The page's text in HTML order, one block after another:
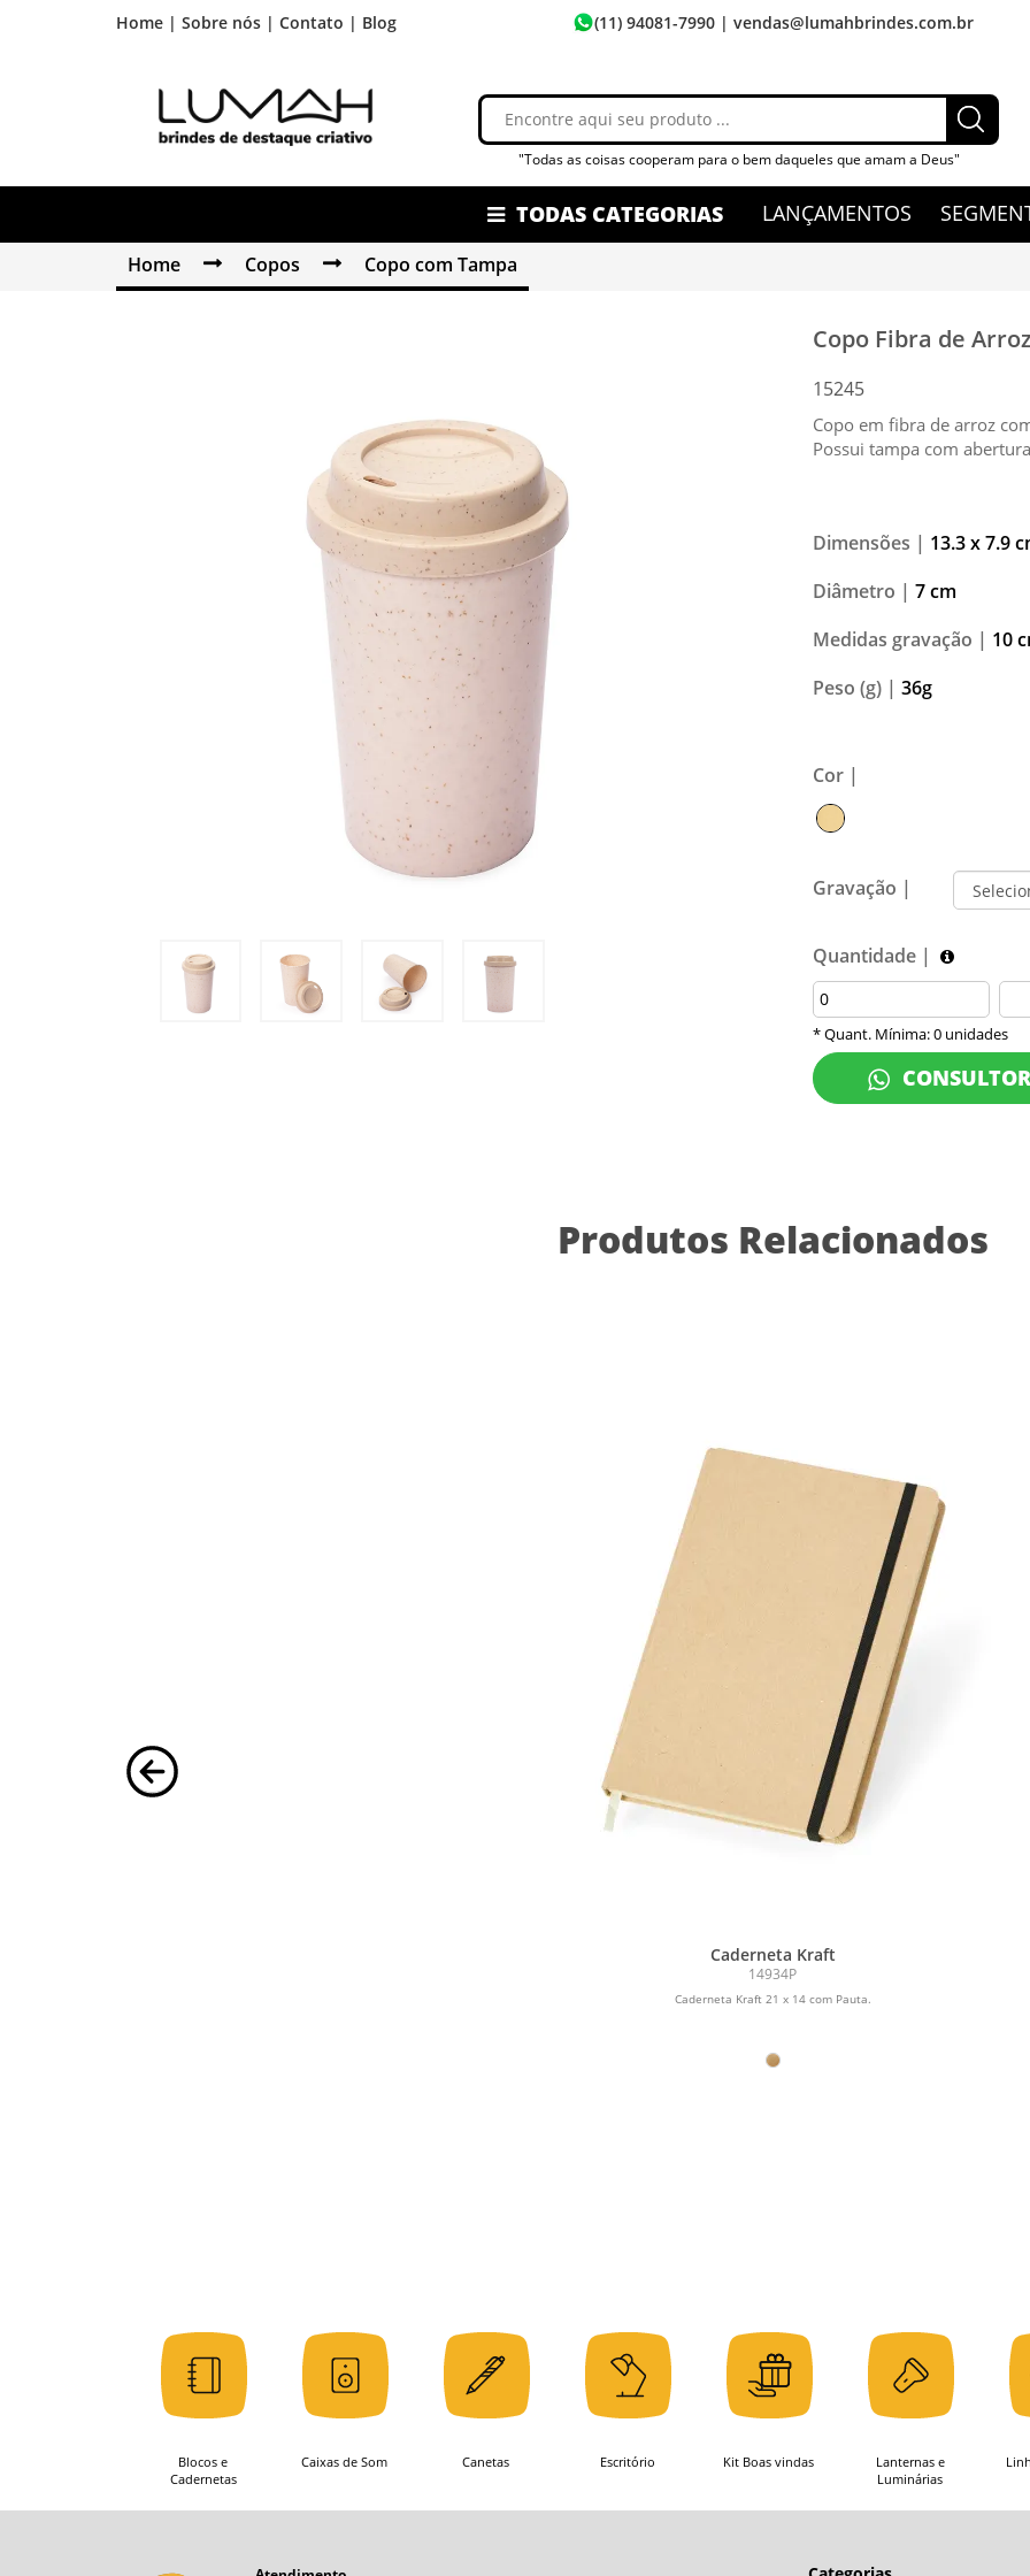
Home | Sobre nós | Contato | Blog (11) 94081-7990| vendas@lumahbrindes.com.br
"Todas as coisas cooperam para o bem daqueles que amam a Deus"
TODAS CATEGORIAS LANÇAMENTOS
Home Copos Copo com Tampa
Copo Fibra de
15245
Copo em fibra de arroz
Possui tampa com
Dimensões | 13.3 x 7.9
Diâmetro | 7 cm
Medidas gravação | 10
Peso (g) | 36g
Cor |
Gravação |
Quantidade |
* Quant. Mínima: 0 unidades
Produtos Relacionados
Caderneta Kraft
14934P
Caderneta Kraft 21 x 14 com Pauta.
Blocos e
Cadernetas
Caixas de Som Canetas Escritório Kit Boas vindas
Lanternas e
Luminárias